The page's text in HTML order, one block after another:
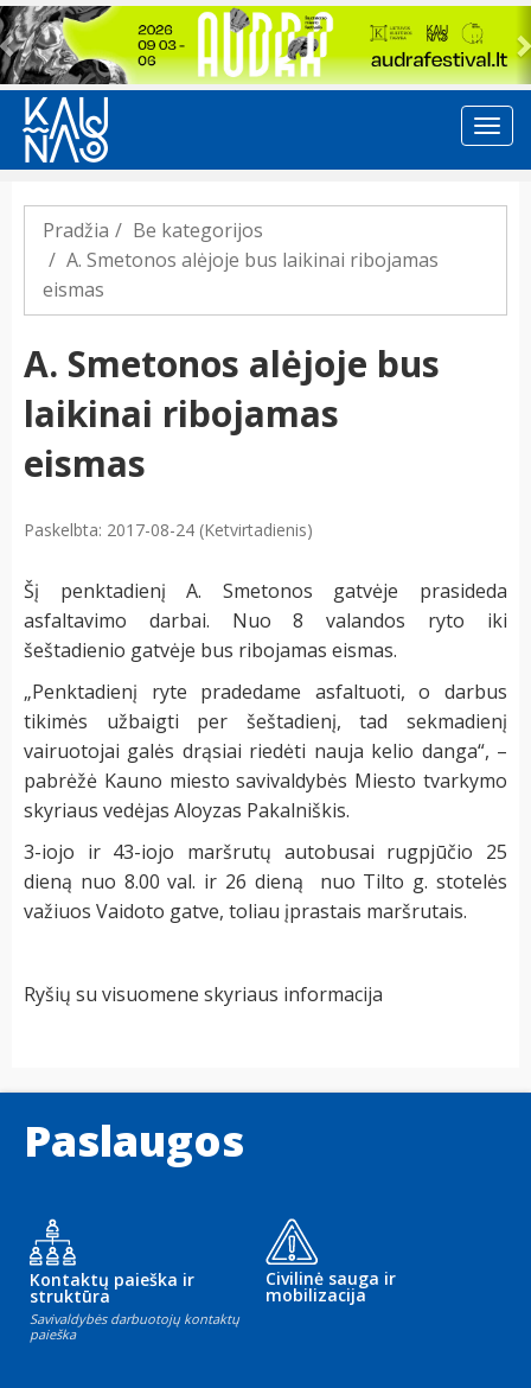
Previous
Pradžia
Be kategorijos
A. Smetonos alėjoje bus laikinai ribojamas
eismas
A. Smetonos alėjoje bus
laikinai ribojamas
eismas
Paskelbta: 2017-08-24 (Ketvirtadienis)
Šį penktadienį A. Smetonos gatvėje prasideda
asfaltavimo darbai. Nuo 8 valandos ryto iki
šeštadienio gatvėje bus ribojamas eismas.
„Penktadienį ryte pradedame asfaltuoti, o darbus
tikimės užbaigti per šeštadienį, tad sekmadienį
vairuotojai galės drąsiai riedėti nauja kelio danga“, –
pabrėžė Kauno miesto savivaldybės Miesto tvarkymo
skyriaus vedėjas Aloyzas Pakalniškis.
3-iojo ir 43-iojo maršrutų autobusai rugpjūčio 25
dieną nuo 8.00 val. ir 26 dieną nuo Tilto g. stotelės
važiuos Vaidoto gatve, toliau įprastais maršrutais.
Ryšių su visuomene skyriaus informacija
Paslaugos
Kontaktų paieška ir
struktūra
Savivaldybės darbuotojų kontaktų
paieška
Civilinė sauga ir
mobilizacija